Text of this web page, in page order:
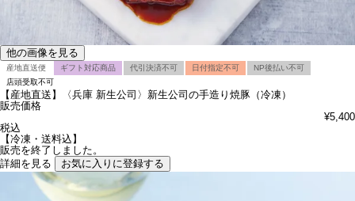
他の画像を見る
産地直送便 ギフト対応商品 代引決済不可 日付指定不可
NP後払い不可
店頭受取不可
【産地直送】〈兵庫 新生公司〉新生公司の手造り焼豚（冷凍）
販売価格
¥5,400
税込
【冷凍・送料込】
販売を終了しました。
詳細を見る
お気に入りに登録する